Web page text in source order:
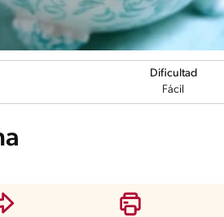
Dificultad
Fácil